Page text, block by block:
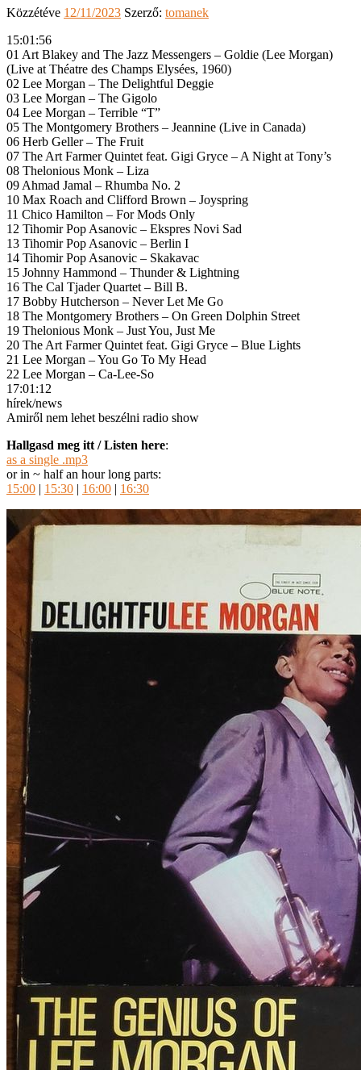
Közzétéve 12/11/2023 Szerző: tomanek
15:01:56
01 Art Blakey and The Jazz Messengers – Goldie (Lee Morgan)
(Live at Théatre des Champs Elysées, 1960)
02 Lee Morgan – The Delightful Deggie
03 Lee Morgan – The Gigolo
04 Lee Morgan – Terrible “T”
05 The Montgomery Brothers – Jeannine (Live in Canada)
06 Herb Geller – The Fruit
07 The Art Farmer Quintet feat. Gigi Gryce – A Night at Tony’s
08 Thelonious Monk – Liza
09 Ahmad Jamal – Rhumba No. 2
10 Max Roach and Clifford Brown – Joyspring
11 Chico Hamilton – For Mods Only
12 Tihomir Pop Asanovic – Ekspres Novi Sad
13 Tihomir Pop Asanovic – Berlin I
14 Tihomir Pop Asanovic – Skakavac
15 Johnny Hammond – Thunder & Lightning
16 The Cal Tjader Quartet – Bill B.
17 Bobby Hutcherson – Never Let Me Go
18 The Montgomery Brothers – On Green Dolphin Street
19 Thelonious Monk – Just You, Just Me
20 The Art Farmer Quintet feat. Gigi Gryce – Blue Lights
21 Lee Morgan – You Go To My Head
22 Lee Morgan – Ca-Lee-So
17:01:12
hírek/news
Amiről nem lehet beszélni radio show
Hallgasd meg itt / Listen here:
as a single .mp3
or in ~ half an hour long parts:
15:00 | 15:30 | 16:00 | 16:30